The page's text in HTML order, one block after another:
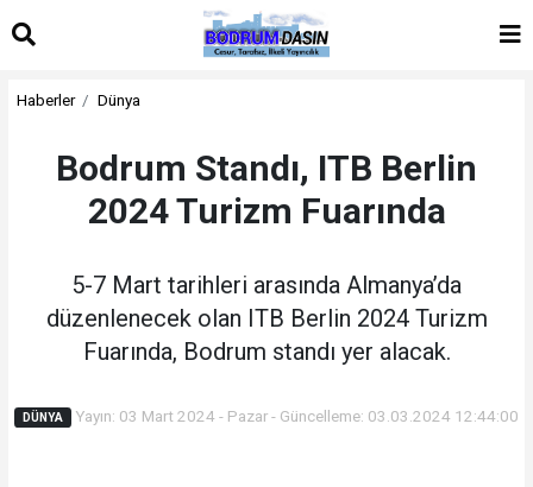
Haberler Dünya
Bodrum Standı, ITB Berlin
2024 Turizm Fuarında
5-7 Mart tarihleri arasında Almanya’da
düzenlenecek olan ITB Berlin 2024 Turizm
Fuarında, Bodrum standı yer alacak.
DÜNYA Yayın: 03 Mart 2024 - Pazar - Güncelleme: 03.03.2024 12:44:00